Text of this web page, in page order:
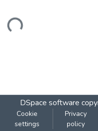
Loading...
DSpace software
Cookie
settings
Privacy
policy